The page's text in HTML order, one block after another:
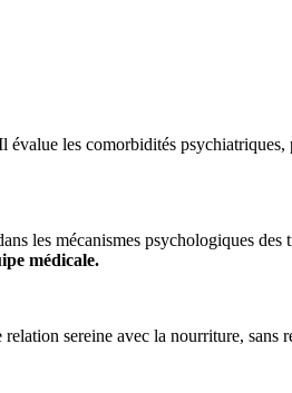
les comorbidités psychiatriques,
les mécanismes psychologiques des
médicale.
sereine avec la nourriture, sans